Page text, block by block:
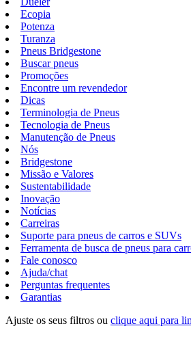
Ecopia
Potenza
Turanza
Pneus Bridgestone
Buscar pneus
Promoções
Encontre um revendedor
Dicas
Terminologia de Pneus
Tecnologia de Pneus
Manutenção de Pneus
Nós
Bridgestone
Missão e Valores
Sustentabilidade
Inovação
Notícias
Carreiras
Suporte para pneus de carros e SUVs
Ferramenta de busca de pneus para
Fale conosco
Ajuda/chat
Perguntas frequentes
Garantias
Ajuste os seus filtros ou clique aqui para